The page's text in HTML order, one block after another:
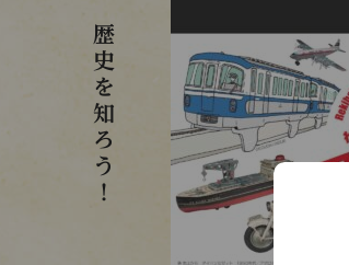
歴史を知ろう！